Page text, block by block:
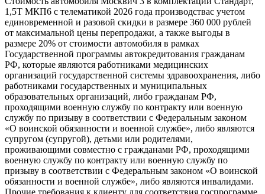
1,5Т МКП6 с телематикой 2026 года производствас учетом
единовременной и разовой скидки в размере 360 000 рублей
от максимальной цены перепродажи, а также выгоды в
размере 20% от стоимости автомобиля в рамках
Государственной программы автокредитования гражданам
РФ, которые являются работниками медицинских
организаций государственной системы здравоохранения, либо
работниками государственных и муниципальных
образовательных организаций, либо гражданам РФ,
проходящими военную службу по контракту или военную
службу по призыву в соответствии с Федеральным законом
«О воинской обязанности и военной службе», либо являются
супругом (супругой), детьми или родителями,
проживающими совместно с гражданами РФ, проходящими
военную службу по контракту или военную службу по
призыву в соответствии с Федеральным законом «О воинской
обязанности и военной службе», либо являются инвалидами.
Прочие требования к клиенту для соответствия госпрограмме